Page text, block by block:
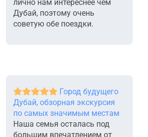
лично нам интереснее чем
Дубай, поэтому очень
советую обе поездки.
Город будущего
Дубай, обзорная экскурсия
по самых значимым местам
Наша семья осталась под
большим впечатлением от